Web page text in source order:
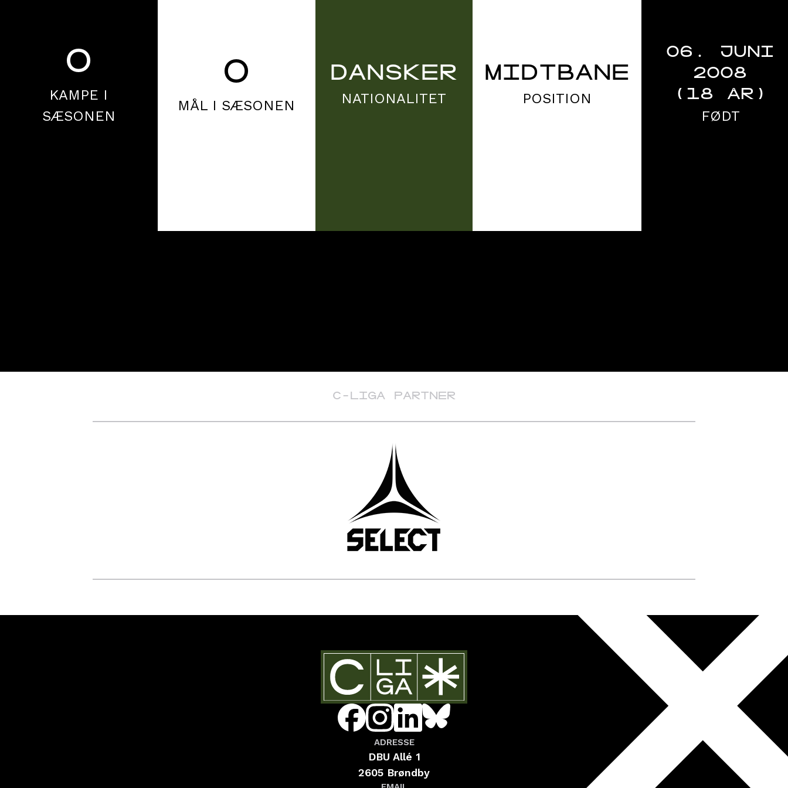
0
KAMPE I
SÆSONEN
0
MÅL I SÆSONEN
DANSKER
NATIONALITET
MIDTBANE
POSITION
06. JUNI
2008
(18 ÅR)
FØDT
C-LIGA PARTNER
ADRESSE
DBU Allé 1
2605 Brøndby